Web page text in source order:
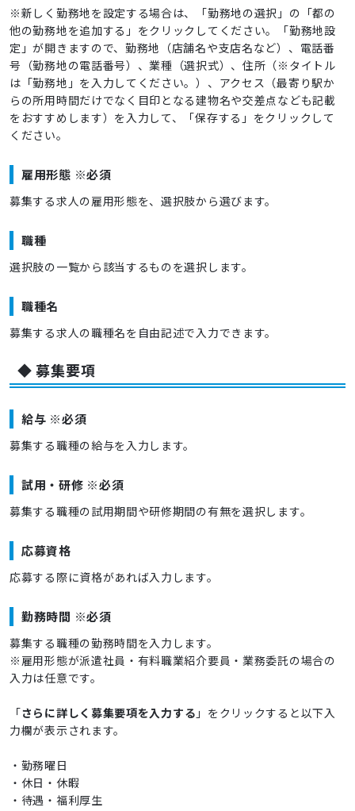
※新しく勤務地を設定する場合は、「勤務地の選択」の「都の
他の勤務地を追加する」をクリックしてください。「勤務地設
定」が開きますので、勤務地（店舗名や支店名など）、電話番
号（勤務地の電話番号）、業種（選択式）、住所（※タイトル
は「勤務地」を入力してください。）、アクセス（最寄り駅か
らの所用時間だけでなく目印となる建物名や交差点なども記載
をおすすめします）を入力して、「保存する」をクリックして
ください。
雇用形態 ※必須
募集する求人の雇用形態を、選択肢から選びます。
職種
選択肢の一覧から該当するものを選択します。
職種名
募集する求人の職種名を自由記述で入力できます。
◆ 募集要項
給与 ※必須
募集する職種の給与を入力します。
試用・研修 ※必須
募集する職種の試用期間や研修期間の有無を選択します。
応募資格
応募する際に資格があれば入力します。
勤務時間 ※必須
募集する職種の勤務時間を入力します。
※雇用形態が派遣社員・有料職業紹介要員・業務委託の場合の
入力は任意です。
「さらに詳しく募集要項を入力する 」をクリックすると以下入
力欄が表示されます。
・勤務曜日
・休日・休暇
・待遇・福利厚生